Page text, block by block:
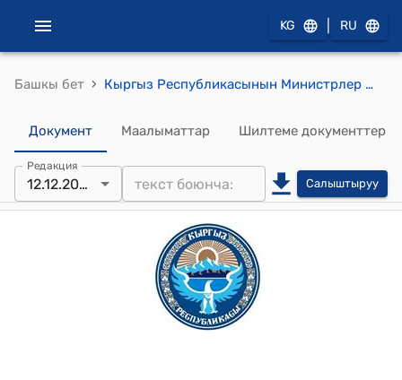
KG RU
Башкы бет › Кыргыз Республикасынын Министрлер Кабинетинин 2023-жылдын 12-декабрындагы N 775-т (Кыргыз Республикасынын Министрлер Кабинетинин 2023-жылдын 23-майындагы N 267-т тескемесине өзгөртүү киргизүү тууралуу) тескемеси
Документ Маалыматтар Шилтеме документтер
Редакция
12.12.2023 Салыштыруу